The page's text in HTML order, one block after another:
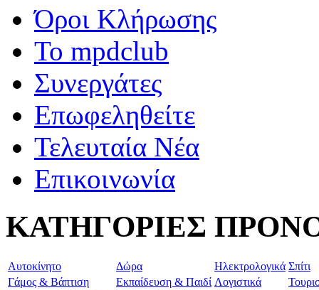
Όροι Κλήρωσης
To mpdclub
Συνεργάτες
Επωφεληθείτε
Τελευταία Νέα
Επικοινωνία
ΚΑΤΗΓΟΡΙΕΣ
Aυτοκίνητο Δώρα Ηλεκτρολογικά Σπίτι
Γάμος & Βάπτιση
Εκπαίδευση & Παιδί Λογιστικά